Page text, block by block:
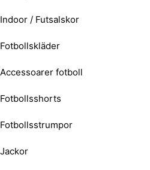
Indoor / Futsalskor
Fotbollskläder
Accessoarer fotboll
Fotbollsshorts
Fotbollsstrumpor
Jackor